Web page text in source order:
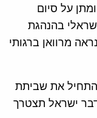
על סיום
בהנהגת
מרוואן ברגותי
את שביתת
ישראל תצטרך